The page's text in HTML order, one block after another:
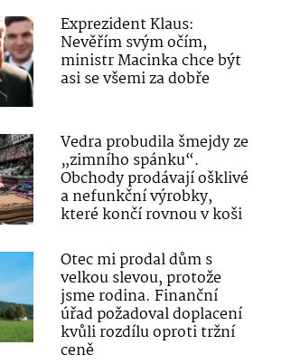
Exprezident Klaus:
Nevěřím svým očím,
ministr Macinka chce být
asi se všemi za dobře
Vedra probudila šmejdy ze
„zimního spánku“.
Obchody prodávají ošklivé
a nefunkční výrobky,
které končí rovnou v koši
Otec mi prodal dům s
velkou slevou, protože
jsme rodina. Finanční
úřad požadoval doplacení
kvůli rozdílu oproti tržní
ceně